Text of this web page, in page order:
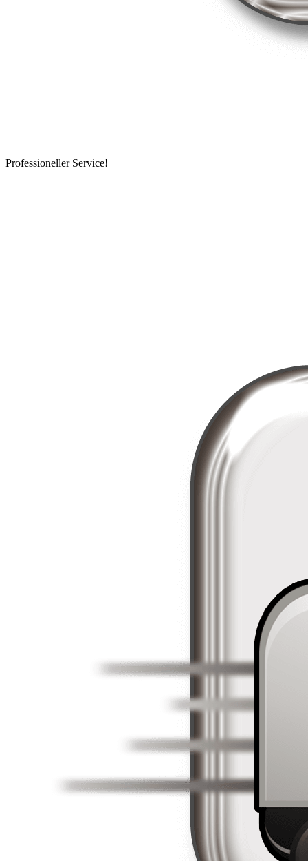
Professioneller Service!